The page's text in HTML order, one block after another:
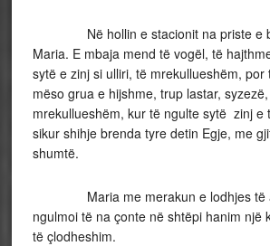
Në hollin e stacionit na priste e
Maria. E mbaja mend të vogël, të
sytë e zinj si ulliri, të mrekullueshëm, por
mëso grua e hijshme, trup lastar,
mrekullueshëm, kur të ngulte sytë zinj e
sikur shihje brenda tyre detin Egje, me
shumtë.
Maria me merakun e lodhjes të
ngulmoi të na çonte në shtëpi hanim një
të çlodheshim.